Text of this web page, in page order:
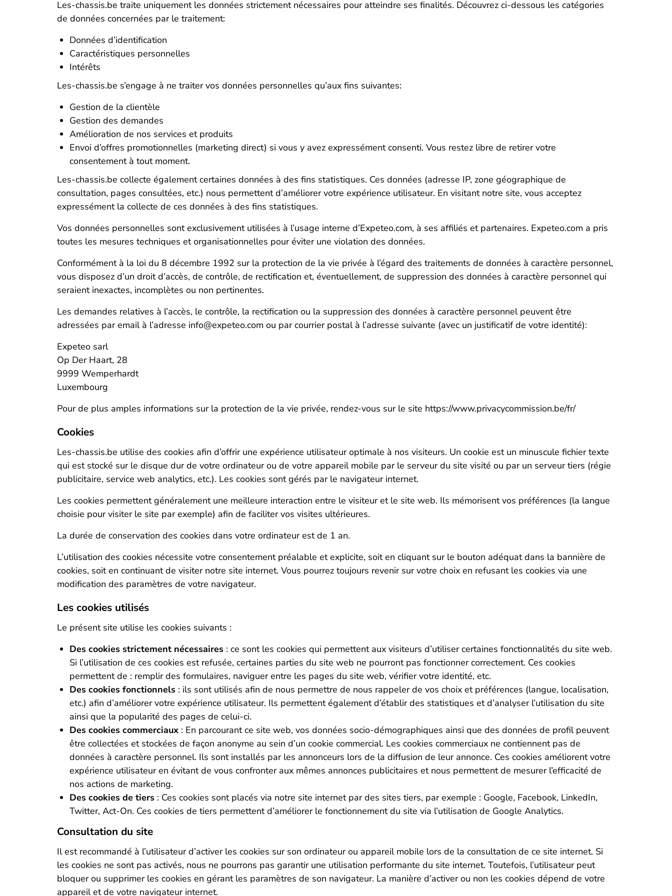
Les-chassis.be traite uniquement les données strictement nécessaires pour atteindre ses finalités. Découvrez ci-dessous les catégories
de données concernées par le traitement:
Données d’identification
Caractéristiques personnelles
Intérêts
Les-chassis.be s’engage à ne traiter vos données personnelles qu’aux fins suivantes:
Gestion de la clientèle
Gestion des demandes
Amélioration de nos services et produits
Envoi d’offres promotionnelles (marketing direct) si vous y avez expressément consenti. Vous restez libre de retirer votre
consentement à tout moment.
Les-chassis.be collecte également certaines données à des fins statistiques. Ces données (adresse IP, zone géographique de
consultation, pages consultées, etc.) nous permettent d’améliorer votre expérience utilisateur. En visitant notre site, vous acceptez
expressément la collecte de ces données à des fins statistiques.
Vos données personnelles sont exclusivement utilisées à l’usage interne d’Expeteo.com, à ses affiliés et partenaires. Expeteo.com a pris
toutes les mesures techniques et organisationnelles pour éviter une violation des données.
Conformément à la loi du 8 décembre 1992 sur la protection de la vie privée à l’égard des traitements de données à caractère personnel,
vous disposez d’un droit d’accès, de contrôle, de rectification et, éventuellement, de suppression des données à caractère personnel qui
seraient inexactes, incomplètes ou non pertinentes.
Les demandes relatives à l’accès, le contrôle, la rectification ou la suppression des données à caractère personnel peuvent être
adressées par email à l’adresse info@expeteo.com ou par courrier postal à l’adresse suivante (avec un justificatif de votre identité):
Expeteo sarl
Op Der Haart, 28
9999 Wemperhardt
Luxembourg
Pour de plus amples informations sur la protection de la vie privée, rendez-vous sur le site https://www.privacycommission.be/fr/
Cookies
Les-chassis.be utilise des cookies afin d’offrir une expérience utilisateur optimale à nos visiteurs. Un cookie est un minuscule fichier texte
qui est stocké sur le disque dur de votre ordinateur ou de votre appareil mobile par le serveur du site visité ou par un serveur tiers (régie
publicitaire, service web analytics, etc.). Les cookies sont gérés par le navigateur internet.
Les cookies permettent généralement une meilleure interaction entre le visiteur et le site web. Ils mémorisent vos préférences (la langue
choisie pour visiter le site par exemple) afin de faciliter vos visites ultérieures.
La durée de conservation des cookies dans votre ordinateur est de 1 an.
L’utilisation des cookies nécessite votre consentement préalable et explicite, soit en cliquant sur le bouton adéquat dans la bannière de
cookies, soit en continuant de visiter notre site internet. Vous pourrez toujours revenir sur votre choix en refusant les cookies via une
modification des paramètres de votre navigateur.
Les cookies utilisés
Le présent site utilise les cookies suivants :
Des cookies strictement nécessaires : ce sont les cookies qui permettent aux visiteurs d’utiliser certaines fonctionnalités du site web.
Si l’utilisation de ces cookies est refusée, certaines parties du site web ne pourront pas fonctionner correctement. Ces cookies
permettent de : remplir des formulaires, naviguer entre les pages du site web, vérifier votre identité, etc.
Des cookies fonctionnels : ils sont utilisés afin de nous permettre de nous rappeler de vos choix et préférences (langue, localisation,
etc.) afin d’améliorer votre expérience utilisateur. Ils permettent également d’établir des statistiques et d’analyser l’utilisation du site
ainsi que la popularité des pages de celui-ci.
Des cookies commerciaux : En parcourant ce site web, vos données socio-démographiques ainsi que des données de profil peuvent
être collectées et stockées de façon anonyme au sein d’un cookie commercial. Les cookies commerciaux ne contiennent pas de
données à caractère personnel. Ils sont installés par les annonceurs lors de la diffusion de leur annonce. Ces cookies améliorent votre
expérience utilisateur en évitant de vous confronter aux mêmes annonces publicitaires et nous permettent de mesurer l’efficacité de
nos actions de marketing.
Des cookies de tiers : Ces cookies sont placés via notre site internet par des sites tiers, par exemple : Google, Facebook, LinkedIn,
Twitter, Act-On. Ces cookies de tiers permettent d’améliorer le fonctionnement du site via l’utilisation de Google Analytics.
Consultation du site
Il est recommandé à l’utilisateur d’activer les cookies sur son ordinateur ou appareil mobile lors de la consultation de ce site internet. Si
les cookies ne sont pas activés, nous ne pourrons pas garantir une utilisation performante du site internet. Toutefois, l’utilisateur peut
bloquer ou supprimer les cookies en gérant les paramètres de son navigateur. La manière d’activer ou non les cookies dépend de votre
appareil et de votre navigateur internet.